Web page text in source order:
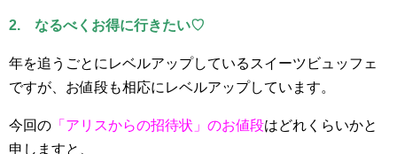
2. なるべくお得に行きたい♡
年を追うごとにレベルアップしているスイーツビュッフェ
ですが、お値段も相応にレベルアップしています。
今回の 「アリスからの招待状」のお値段はどれくらいかと
申しますと、